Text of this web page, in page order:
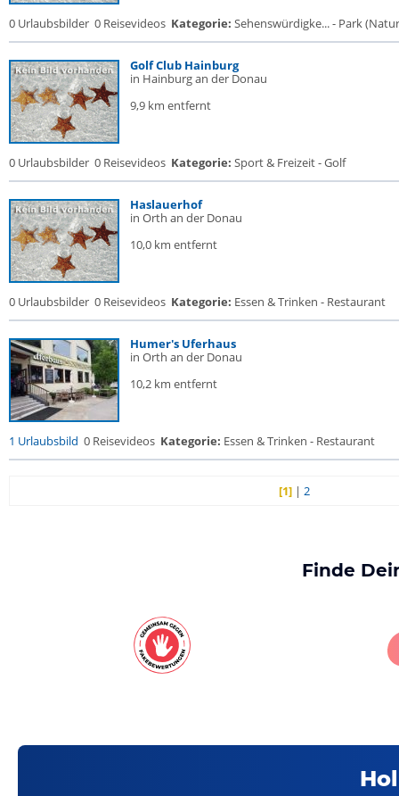
0 Urlaubsbilder 0 Reisevideos Kategorie: Sehenswürdigke... - Park
Golf Club Hainburg
in Hainburg an der Donau
9,9 km entfernt
0 Urlaubsbilder 0 Reisevideos Kategorie: Sport & Freizeit - Golf
Haslauerhof
in Orth an der Donau
10,0 km entfernt
0 Urlaubsbilder 0 Reisevideos Kategorie: Essen & Trinken - Restaurant
Humer's Uferhaus
in Orth an der Donau
10,2 km entfernt
1 Urlaubsbild 0 Reisevideos Kategorie: Essen & Trinken - Restaurant
[1] |2
Finde